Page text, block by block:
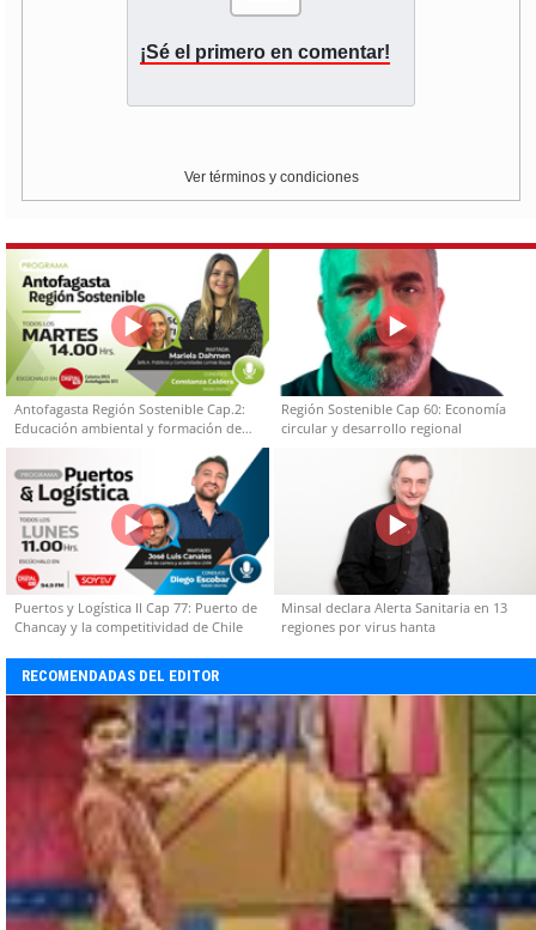
¡Sé el primero en comentar!
Ver términos y condiciones
Antofagasta Región Sostenible Cap.2:
Educación ambiental y formación de
capacidades técnicas
Región Sostenible Cap 60: Economía
circular y desarrollo regional
Puertos y Logística II Cap 77: Puerto de
Chancay y la competitividad de Chile
Minsal declara Alerta Sanitaria en 13
regiones por virus hanta
RECOMENDADAS DEL EDITOR